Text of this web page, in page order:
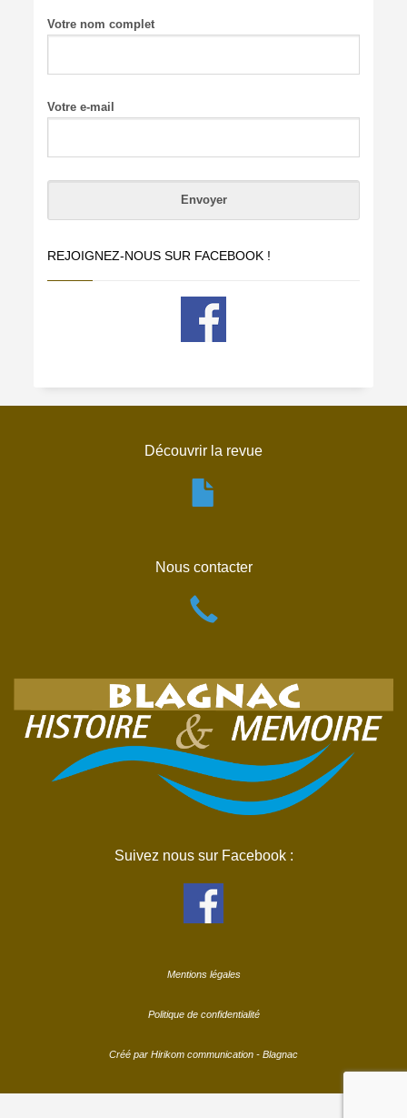
Votre nom complet
Votre e-mail
REJOIGNEZ-NOUS SUR FACEBOOK !
Découvrir la revue
Nous contacter
Suivez nous sur Facebook :
Mentions légales
Politique de confidentialité
Créé par Hirikom communication - Blagnac